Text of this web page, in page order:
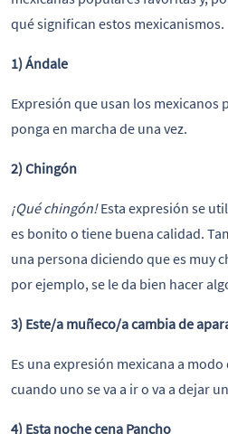
qué significan estos mexicanismos.
1) Ándale
Expresión que usan los mexicanos
ponga en marcha de una vez.
2) Chingón
¡Qué chingón!Esta expresión se
es bonito o tiene buena calidad.
una persona diciendo que es muy
por ejemplo, se le da bien hacer
3) Este/a muñeco/a cambia de
Es una expresión mexicana a
cuando uno se va a ir o va a dejar
4) Esta noche cena Pancho